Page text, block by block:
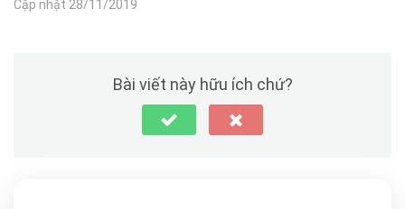
Cập nhật 28/11/2019
Bài viết này hữu ích chứ?